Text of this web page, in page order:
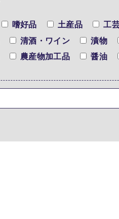
嗜好品 土産品
工
清酒・ワイン
漬物
農産物加工品 醤油